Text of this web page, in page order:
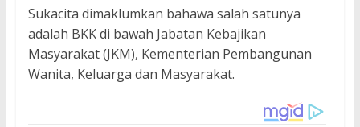
Sukacita dimaklumkan bahawa salah satunya
adalah BKK di bawah Jabatan Kebajikan
Masyarakat (JKM), Kementerian Pembangunan
Wanita, Keluarga dan Masyarakat.